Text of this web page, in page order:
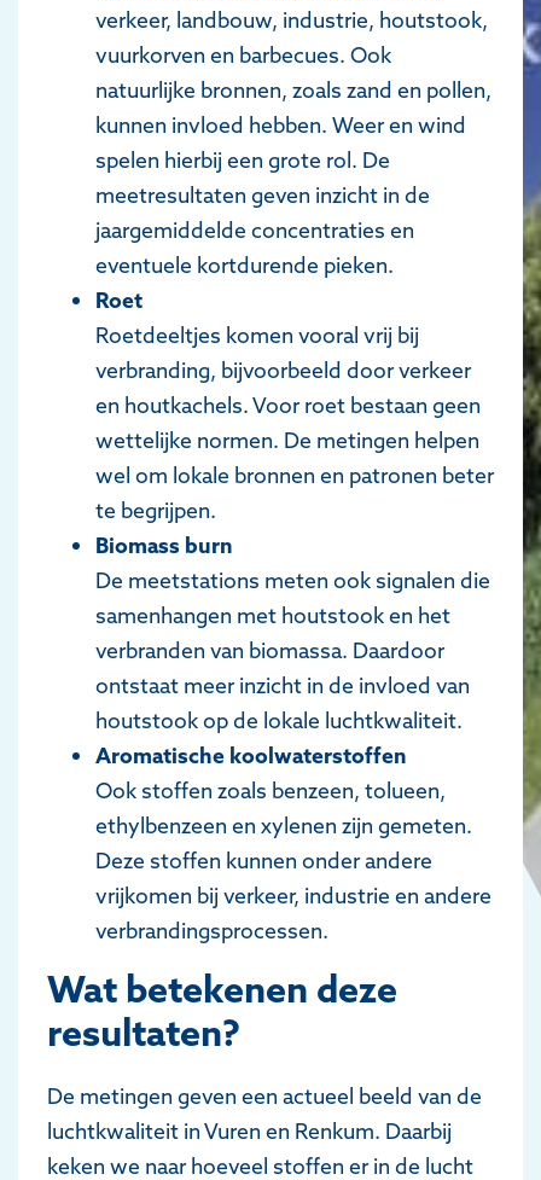
verkeer, landbouw, industrie, houtstook,
vuurkorven en barbecues. Ook
natuurlijke bronnen, zoals zand en pollen,
kunnen invloed hebben. Weer en wind
spelen hierbij een grote rol. De
meetresultaten geven inzicht in de
jaargemiddelde concentraties en
eventuele kortdurende pieken.
Roet
Roetdeeltjes komen vooral vrij bij
verbranding, bijvoorbeeld door verkeer
en houtkachels. Voor roet bestaan geen
wettelijke normen. De metingen helpen
wel om lokale bronnen en patronen beter
te begrijpen.
Biomass burn
De meetstations meten ook signalen die
samenhangen met houtstook en het
verbranden van biomassa. Daardoor
ontstaat meer inzicht in de invloed van
houtstook op de lokale luchtkwaliteit.
Aromatische koolwaterstoffen
Ook stoffen zoals benzeen, tolueen,
ethylbenzeen en xylenen zijn gemeten.
Deze stoffen kunnen onder andere
vrijkomen bij verkeer, industrie en andere
verbrandingsprocessen.
Wat betekenen deze
resultaten?
De metingen geven een actueel beeld van de
luchtkwaliteit in Vuren en Renkum. Daarbij
keken we naar hoeveel stoffen er in de lucht